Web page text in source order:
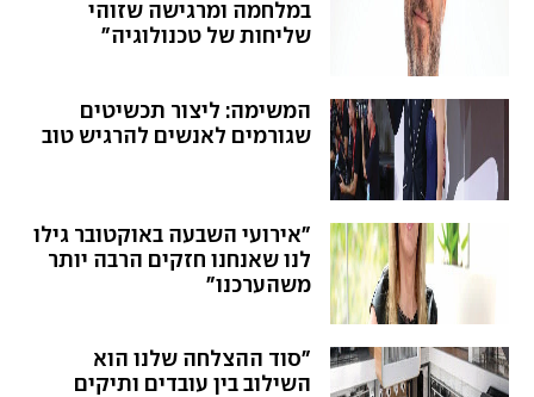
במלחמה ומרגישה שזוהי
שליחות של טכנולוגיה"
המשימה: ליצור תכשיטים
שגורמים לאנשים להרגיש טוב
"אירועי השבעה באוקטובר גילו
לנו שאנחנו חזקים הרבה יותר
משהערכנו"
"סוד ההצלחה שלנו הוא
השילוב בין עובדים ותיקים